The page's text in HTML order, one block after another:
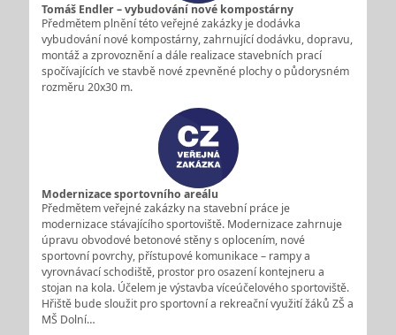
Tomáš Endler – vybudování nové kompostárny
Předmětem plnění této veřejné zakázky je dodávka
vybudování nové kompostárny, zahrnující dodávku, dopravu,
montáž a zprovoznění a dále realizace stavebních prací
spočívajících ve stavbě nové zpevněné plochy o půdorysném
rozměru 20x30 m.
Modernizace sportovního areálu
Předmětem veřejné zakázky na stavební práce je
modernizace stávajícího sportoviště. Modernizace zahrnuje
úpravu obvodové betonové stěny s oplocením, nové
sportovní povrchy, přístupové komunikace – rampy a
vyrovnávací schodiště, prostor pro osazení kontejneru a
stojan na kola. Účelem je výstavba víceúčelového sportoviště.
Hřiště bude sloužit pro sportovní a rekreační využití žáků ZŠ a
MŠ Dolní…